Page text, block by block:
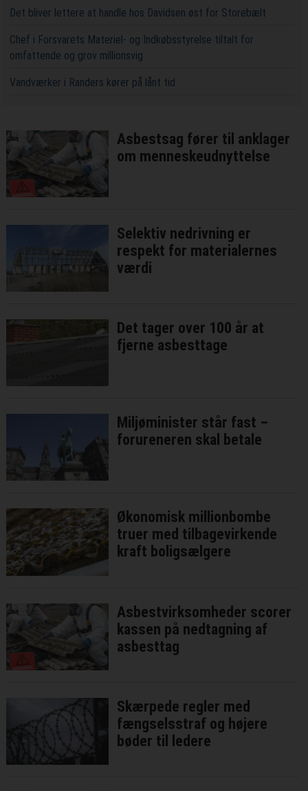
Det bliver lettere at handle hos Davidsen øst for Storebælt
Chef i Forsvarets Materiel- og Indkøbsstyrelse tiltalt for
omfattende og grov millionsvig
Vandværker i Randers kører på lånt tid
Asbestsag fører til anklager
om menneskeudnyttelse
Selektiv nedrivning er
respekt for materialernes
værdi
Det tager over 100 år at
fjerne asbesttage
Miljøminister står fast –
forureneren skal betale
Økonomisk millionbombe
truer med tilbagevirkende
kraft boligsælgere
Asbestvirksomheder scorer
kassen på nedtagning af
asbesttag
Skærpede regler med
fængselsstraf og højere
bøder til ledere